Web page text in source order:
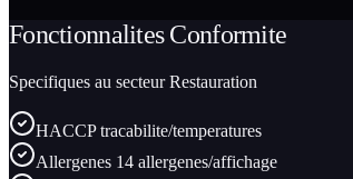
FonctionnalitesConformite
Specifiques au secteurRestauration
HACCP tracabilite/temperatures
Allergenes 14 allergenes/affichage